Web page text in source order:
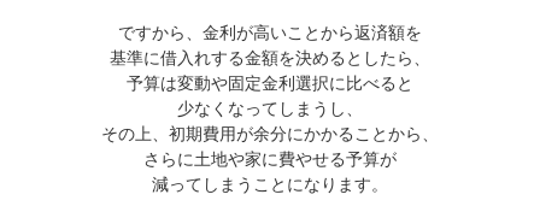
ですから、金利が高いことから返済額を
基準に借入れする金額を決めるとしたら、
予算は変動や固定金利選択に比べると
少なくなってしまうし、
その上、初期費用が余分にかかることから、
さらに土地や家に費やせる予算が
減ってしまうことになります。